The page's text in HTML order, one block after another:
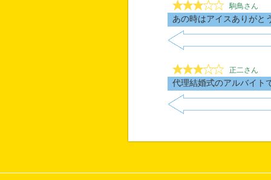
駒鳥さん
あの時はアイスありがと
正二さん
代理結婚式のアルバイト